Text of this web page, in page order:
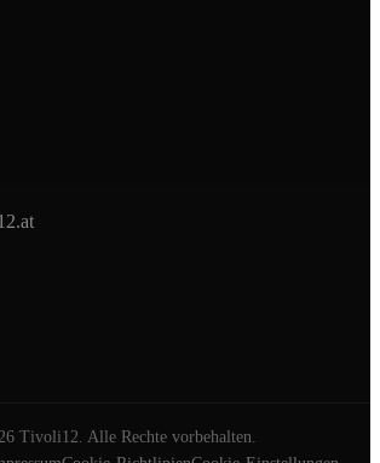
Tivoli12. Alle Rechte vorbehalten.